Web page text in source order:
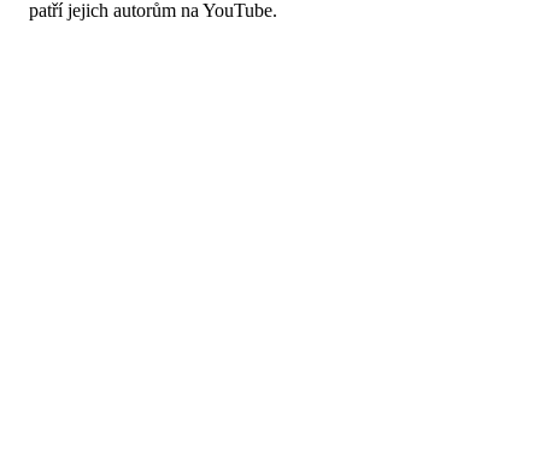
patří jejich autorům na YouTube.